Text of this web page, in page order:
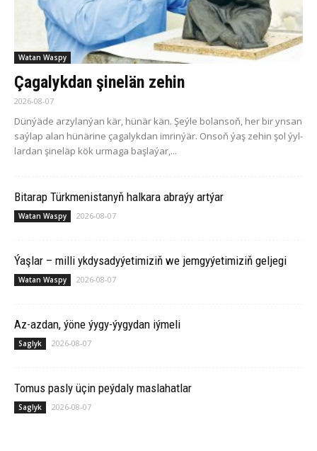
Watan Waspy
Çagalykdan şinelän zehin
2026-08-07
Dün­ýä­de ar­zy­la­n­ýan kär, hü­när kän. Şeý­le bo­lan­soň, her bir yn­san
saý­lap alan hü­nä­ri­ne ça­ga­lyk­dan im­rin­ýär. On­soň ýaş ze­hin şol ýyl­
lar­dan şi­ne­läp kök ur­ma­ga baş­la­ýar,...
Bitarap Türkmenistanyň halkara abraýy artýar
Watan Waspy 2026-08-07
Ýaşlar – milli ykdysadyýetimiziň we jemgyýetimiziň geljegi
Watan Waspy 2026-08-07
Az-azdan, ýöne ýygy-ýygydan iýmeli
Saglyk 2026-08-07
Tomus pasly üçin peýdaly maslahatlar
Saglyk 2026-08-07